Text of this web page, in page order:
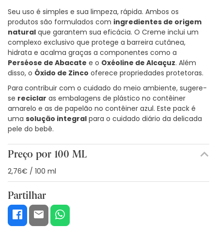
Seu uso é simples e sua limpeza, rápida. Ambos os
produtos são formulados com ingredientes de origem
natural que garantem sua eficácia. O Creme inclui um
complexo exclusivo que protege a barreira cutânea,
hidrata e acalma graças a componentes como a
Perséose de Abacate e o Oxéoline de Alcaçuz. Além
disso, o Óxido de Zinco oferece propriedades protetoras.
Para contribuir com o cuidado do meio ambiente, sugere-
se reciclar as embalagens de plástico no contêiner
amarelo e as de papelão no contêiner azul. Este pack é
uma solução integral para o cuidado diário da delicada
pele do bebê.
Preço por 100 ML
2,76€ / 100 ml
Partilhar